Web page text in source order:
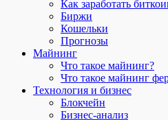
Как заработать
Биржи
Кошельки
Прогнозы
Майнинг
Что такое майнинг?
Что такое майнинг
Технология и бизнес
Блокчейн
Бизнес-анализ